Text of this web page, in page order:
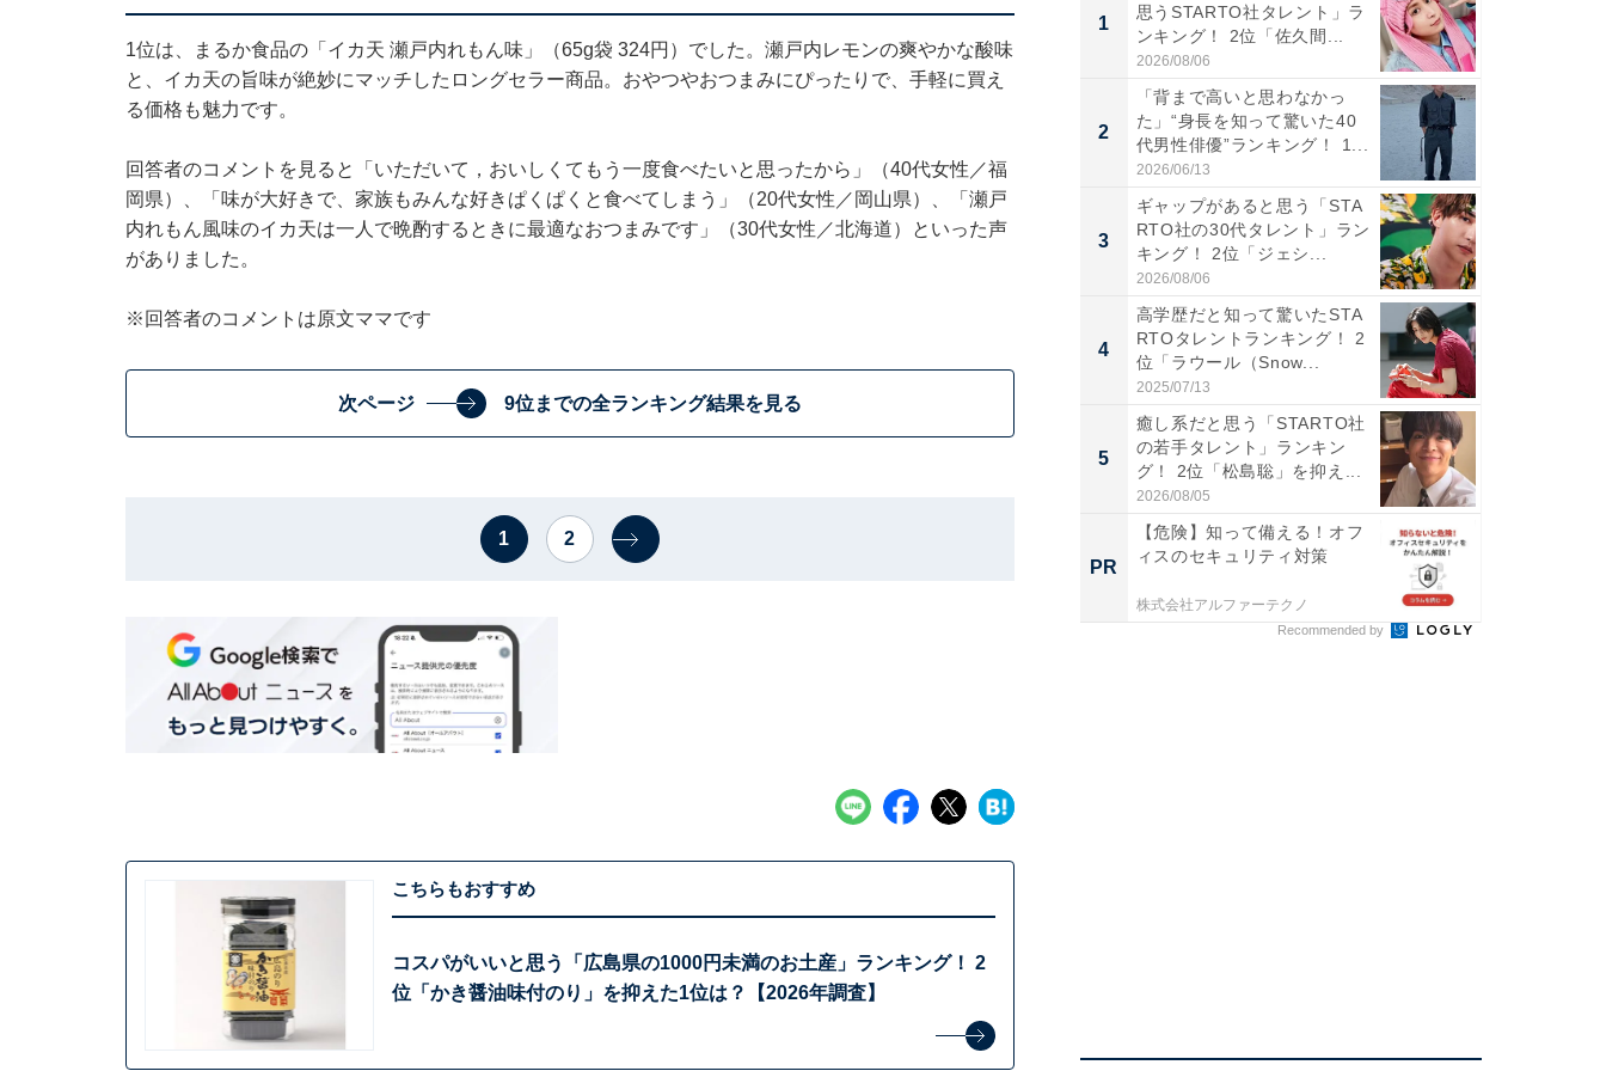
1位は、まるか食品の「イカ天 瀬戸内れもん味」（65g袋 324円）でした。瀬戸内レモンの爽やかな酸味
と、イカ天の旨味が絶妙にマッチしたロングセラー商品。おやつやおつまみにぴったりで、手軽に買え
る価格も魅力です。
回答者のコメントを見ると「いただいて，おいしくてもう一度食べたいと思ったから」（40代女性／福
岡県）、「味が大好きで、家族もみんな好きぱくぱくと食べてしまう」（20代女性／岡山県）、「瀬戸
内れもん風味のイカ天は一人で晩酌するときに最適なおつまみです」（30代女性／北海道）といった声
がありました。
※回答者のコメントは原文ママです
次ページ 9位までの全ランキング結果を見る
1 2
こちらもおすすめ
コスパがいいと思う「広島県の1000円未満のお土産」ランキング！ 2
位「かき醤油味付のり」を抑えた1位は？【2026年調査】
1
思うSTARTO社タレント」ラ
ンキング！ 2位「佐久間...
2026/08/06
2
「背まで高いと思わなかっ
た」“身長を知って驚いた40
代男性俳優”ランキング！ 1...
2026/06/13
3
ギャップがあると思う「STA
RTO社の30代タレント」ラン
キング！ 2位「ジェシ...
2026/08/06
4
高学歴だと知って驚いたSTA
RTOタレントランキング！ 2
位「ラウール（Snow...
2025/07/13
5
癒し系だと思う「STARTO社
の若手タレント」ランキン
グ！ 2位「松島聡」を抑え...
2026/08/05
PR
【危険】知って備える！オフ
ィスのセキュリティ対策
株式会社アルファーテクノ
Recommended by